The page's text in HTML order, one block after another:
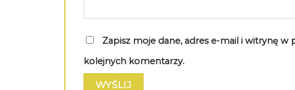
Zapisz moje dane, adres e-mail i witrynę w
kolejnych komentarzy.